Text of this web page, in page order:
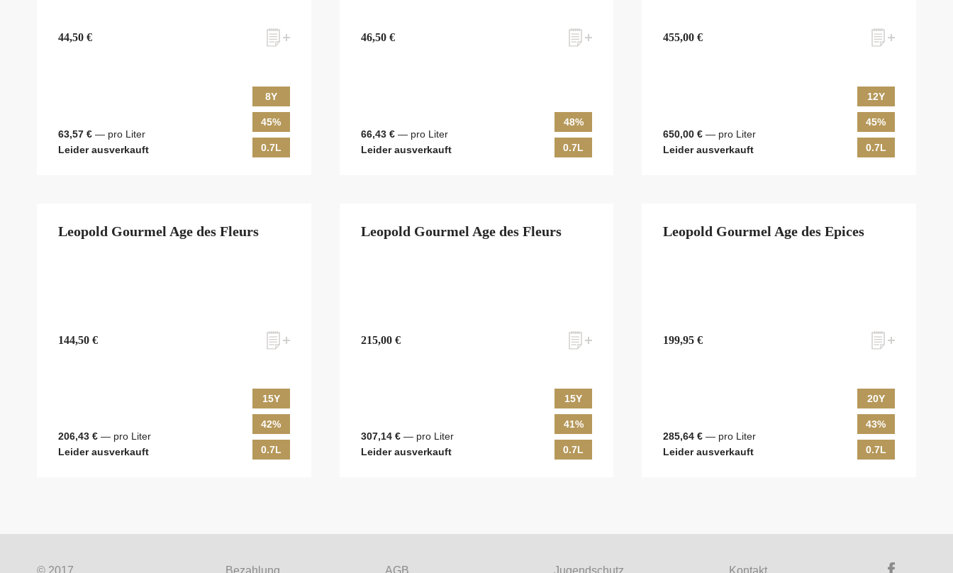
44,50 €
63,57 € — pro Liter
Leider ausverkauft
8Y
45%
0.7L
46,50 €
66,43 €— pro Liter
Leider ausverkauft
48%
0.7L
455,00 €
650,00 € — pro Liter
Leider ausverkauft
12Y
45%
0.7L
Leopold Gourmel Age des Fleurs
144,50 €
206,43 € — pro Liter
Leider ausverkauft
15Y
42%
0.7L
Leopold Gourmel Age des Fleurs
215,00 €
307,14 €— pro Liter
Leider ausverkauft
15Y
41%
0.7L
Leopold Gourmel Age des Epices
199,95 €
285,64 € — pro Liter
Leider ausverkauft
20Y
43%
0.7L
Möchten Sie ein für Newsletter-Abonnenten exklusives Monats-Angebot erhalten und dabei über Neuigkeiten rund um Whisky & Passion, das erlesene Sortiment unseres Ladens sowie Online-